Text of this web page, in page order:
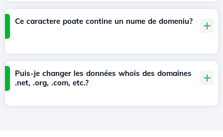
Ce caractere poate contine un nume de domeniu?
Puis-je changer les données whois des domaines
.net, .org, .com, etc.?